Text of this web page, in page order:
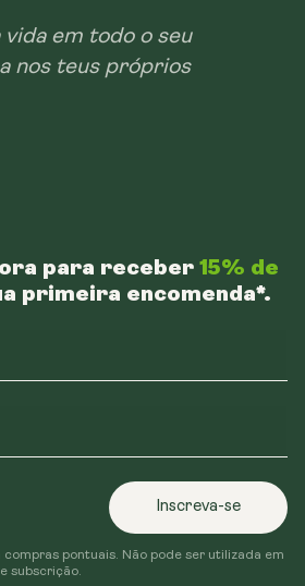
em todo o seu
nos teus próprios
para receber 15% de
primeira encomenda*.
Inscreva-se
pontuais. Não pode ser utilizada em
subscrição.